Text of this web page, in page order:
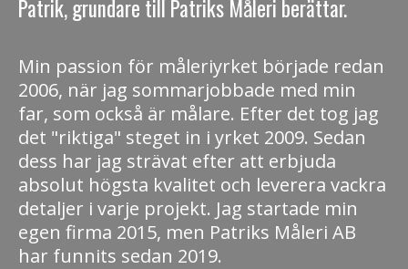
Patrik, grundare till Patriks Måleri berättar.
Min passion för måleriyrket började redan
2006, när jag sommarjobbade med min
far, som också är målare. Efter det tog jag
det "riktiga" steget in i yrket 2009. Sedan
dess har jag strävat efter att erbjuda
absolut högsta kvalitet och leverera vackra
detaljer i varje projekt. Jag startade min
egen firma 2015, men Patriks Måleri AB
har funnits sedan 2019.